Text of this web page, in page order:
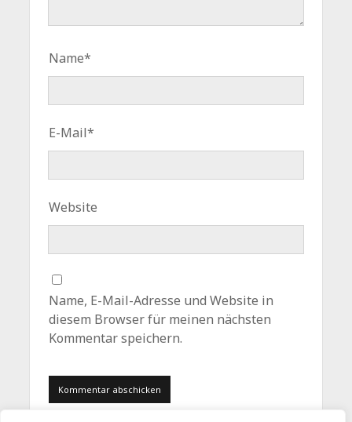
Name*
E-Mail*
Website
Name, E-Mail-Adresse und Website in
diesem Browser für meinen nächsten
Kommentar speichern.